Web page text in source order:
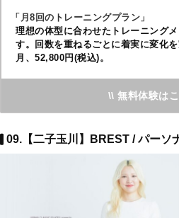
「月8回のトレーニングプラン」
理想の体型に合わせたトレーニング
す。回数を重ねるごとに着実に変化
月、52,800円(税込)。
\\ 無料体験は
09.【二子玉川】BREST / パーソ